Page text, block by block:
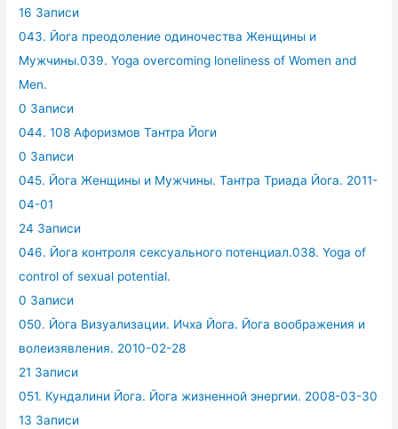
16 Записи
043. Йога преодоление одиночества Женщины и
Мужчины.039. Yoga overcoming loneliness of Women and
Men.
0 Записи
044. 108 Афоризмов Тантра Йоги
0 Записи
045. Йога Женщины и Мужчины. Тантра Триада Йога. 2011-
04-01
24 Записи
046. Йога контроля сексуального потенциал.038. Yoga of
control of sexual potential.
0 Записи
050. Йога Визуализации. Ичха Йога. Йога воображения и
волеизявления. 2010-02-28
21 Записи
051. Кундалини Йога. Йога жизненной энергии. 2008-03-30
13 Записи